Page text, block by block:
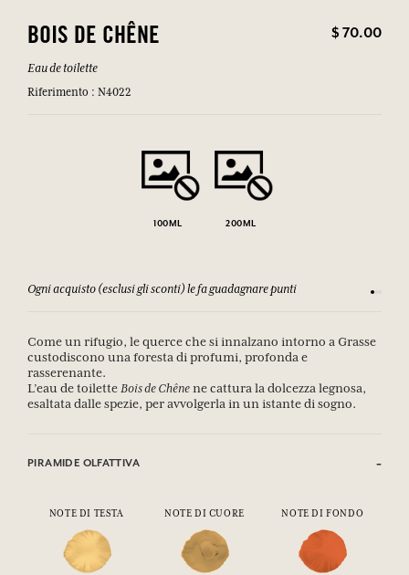
BOIS DE CHÊNE $ 70.00
Eau de toilette
Riferimento : N4022
100ML 200ML
Ogni acquisto (esclusi gli sconti) le fa guadagnare punti
Come un rifugio, le querce che si innalzano intorno a Grasse
custodiscono una foresta di profumi, profonda e
rasserenante.
L’eau de toiletteBois de Chênene cattura la dolcezza legnosa,
esaltata dalle spezie, per avvolgerla in un istante di sogno.
PIRAMIDE OLFATTIVA
NOTE DI TESTA NOTE DI CUORE NOTE DI FONDO